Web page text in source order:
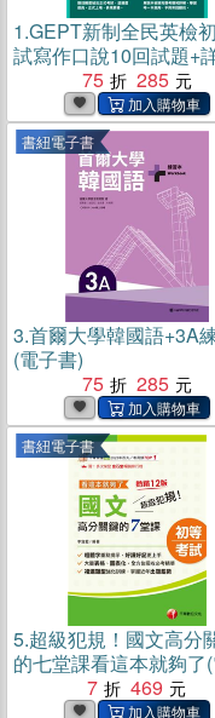
1.GEPT新制全民英檢
試寫作口說10回試題+
(電子書)75 285
書紐電子書
3.首爾大學韓國語+3A
(電子書)
75
285
書紐電子書
5.超級犯規！國文高分
的七堂課看這本就夠了
7 469